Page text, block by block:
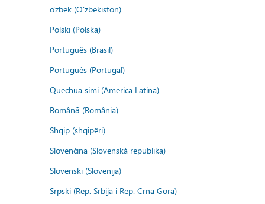
o'zbek (O'zbekiston)
Polski (Polska)
Português (Brasil)
Português (Portugal)
Quechua simi (America Latina)
Română (România)
Shqip (shqipëri)
Slovenčina (Slovenská republika)
Slovenski (Slovenija)
Srpski (Rep. Srbija i Rep. Crna Gora)